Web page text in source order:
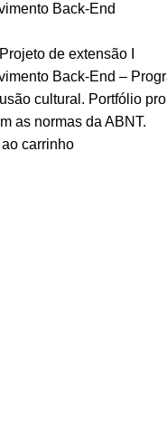
Back-End
de extensão I
Back-End –
cultural. Portfólio
as normas da ABNT.
carrinho